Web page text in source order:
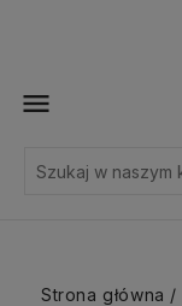

Strona główna